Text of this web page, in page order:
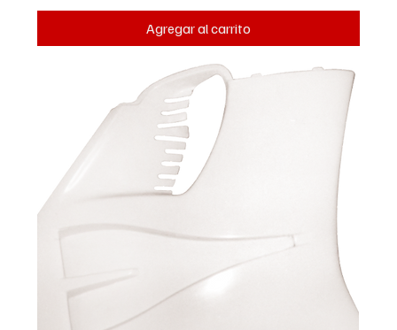
Agregar al carrito